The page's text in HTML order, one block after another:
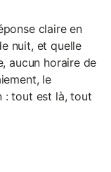
claire en
nuit, et quelle
aucun horaire de
le
: tout est là, tout